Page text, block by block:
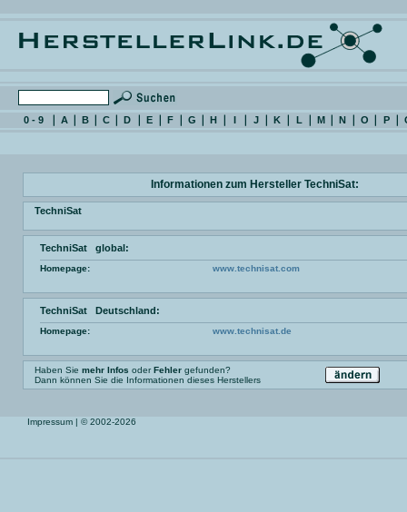
0 - 9 A B C D E F G H I J K L M N O P
Informationen zum Hersteller TechniSat:
TechniSat
TechniSat global:
Homepage: www.technisat.com
TechniSat Deutschland:
Homepage: www.technisat.de
Haben Sie mehr Infos oderFehler gefunden?
Dann können Sie die Informationen dieses Herstellers
Impressum | © 2002-2026